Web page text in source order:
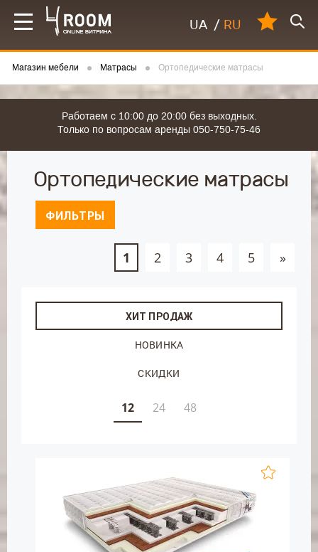
UA / RU
Магазин мебели Матрасы Ортопедические матрасы
Работаем с 10:00 до 20:00 без выходных.
Только по вопросам аренды 050-750-75-46
Ортопедические матрасы
ФИЛЬТРЫ
1 2 3 4 5 »
ХИТ ПРОДАЖ
НОВИНКА
СКИДКИ
12 24 48